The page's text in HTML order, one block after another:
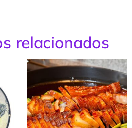
relacionados